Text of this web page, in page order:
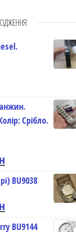
Срібло.
BU9038
BU9144